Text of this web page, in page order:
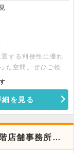
する利便性に優れ
た空間。ぜひご検討
細を見る
店舗事務所！